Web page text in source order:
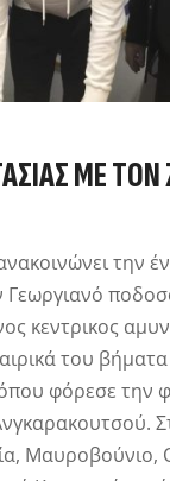
ΜΕ ΤΟΝ
την
Γεωργιανό
κεντρικος
του
όπου φόρεσε την
Μαυροβούνιο,